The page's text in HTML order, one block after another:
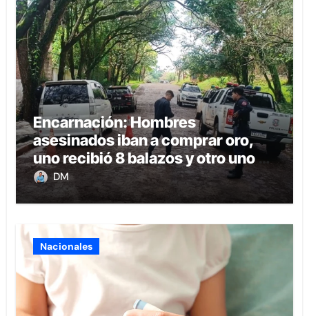
Encarnación: Hombres
asesinados iban a comprar oro,
uno recibió 8 balazos y otro uno en
la boca
DM
Nacionales